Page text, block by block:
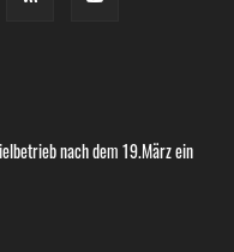
nach dem 19.März ein